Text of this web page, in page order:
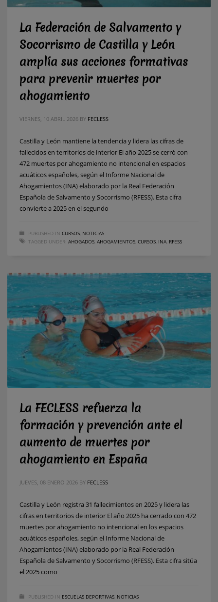
La Federación de Salvamento y
Socorrismo de Castilla y León
amplía sus acciones formativas
para prevenir muertes por
ahogamiento
VIERNES, 10 ABRIL 2026 BY FECLESS
Castilla y León mantiene la tendencia y lidera las cifras de
fallecidos en territorios de interior El año 2025 se cerró con
472 muertes por ahogamiento no intencional en espacios
acuáticos españoles, según el Informe Nacional de
Ahogamientos (INA) elaborado por la Real Federación
Española de Salvamento y Socorrismo (RFESS). Esta cifra
convierte a 2025 en el segundo
PUBLISHED IN CURSOS NOTICIAS
TAGGED UNDER: AHOGADOS AHOGAMIENTOS CURSOS INA RFESS
La FECLESS refuerza la
formación y prevención ante el
aumento de muertes por
ahogamiento en España
JUEVES, 08 ENERO 2026 BY FECLESS
Castilla y León registra 31 fallecimientos en 2025 y lidera las
cifras en territorios de interior El año 2025 ha cerrado con 472
muertes por ahogamiento no intencional en los espacios
acuáticos españoles, según el Informe Nacional de
Ahogamientos (INA) elaborado por la Real Federación
Española de Salvamento y Socorrismo (RFESS). Esta cifra sitúa
el 2025 como
PUBLISHED IN ESCUELAS DEPORTIVAS NOTICIAS